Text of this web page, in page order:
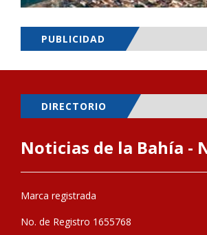
PUBLICIDAD
DIRECTORIO
Noticias de la Bahía -
Marca registrada
No. de Registro 1655768